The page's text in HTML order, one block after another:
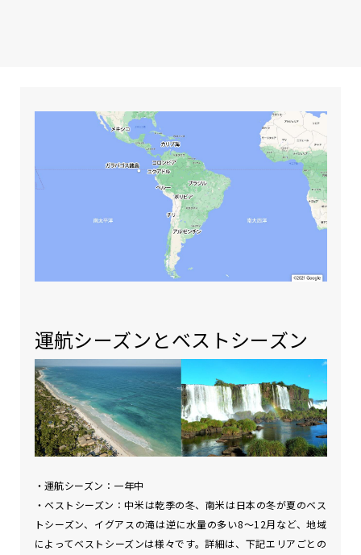
運航シーズンとベストシーズン
・運航シーズン：一年中
・ベストシーズン：中米は乾季の冬、南米は日本の冬が夏のベス
トシーズン、イグアスの滝は逆に水量の多い8～12月など、地域
によってベストシーズンは様々です。詳細は、下記エリアごとの